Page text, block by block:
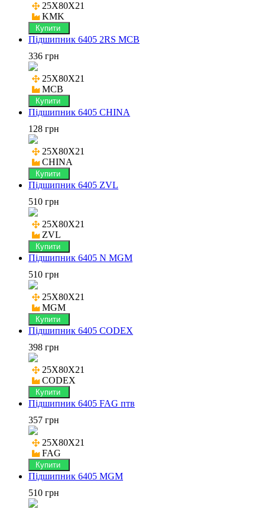
25X80X21
KMK
Купити
Підшипник 6405 2RS MCB
336 грн
25X80X21
MCB
Купити
Підшипник 6405 CHINA
128 грн
25X80X21
CHINA
Купити
Підшипник 6405 ZVL
510 грн
25X80X21
ZVL
Купити
Підшипник 6405 N MGM
510 грн
25X80X21
MGM
Купити
Підшипник 6405 CODEX
398 грн
25X80X21
CODEX
Купити
Підшипник 6405 FAG птв
357 грн
25X80X21
FAG
Купити
Підшипник 6405 MGM
510 грн